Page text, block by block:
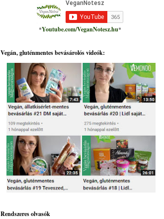
*Youtube.com/VeganNotesz.hu*
Vegán, gluténmentes bevásárolós videók:
Rendszeres olvasók